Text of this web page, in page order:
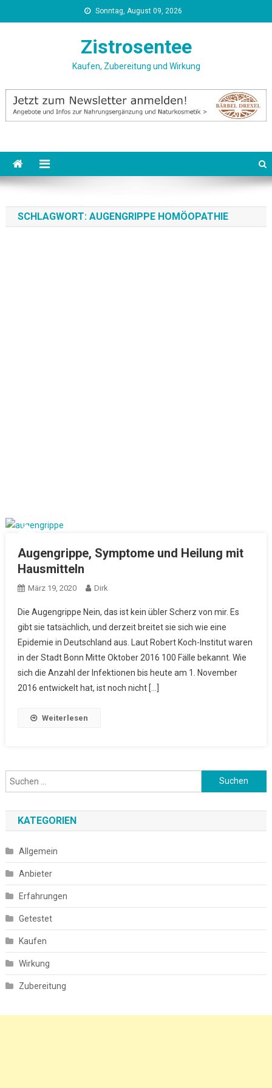
to
Sonntag, August 09, 2026
Zistrosentee
Kaufen, Zubereitung und Wirkung
SCHLAGWORT: AUGENGRIPPE HOMÖOPATHIE
Augengrippe, Symptome und Heilung mit
Hausmitteln
März 19, 2020 Dirk
Die Augengrippe Nein, das ist kein übler Scherz von mir. Es
gibt sie tatsächlich, und derzeit breitet sie sich wie eine
Epidemie in Deutschland aus. Laut Robert Koch-Institut waren
in der Stadt Bonn Mitte Oktober 2016 100 Fälle bekannt. Wie
sich die Anzahl der Infektionen bis heute am 1. November
2016 entwickelt hat, ist noch nicht […]
Weiterlesen
Suchen
nach:
KATEGORIEN
Allgemein
Anbieter
Erfahrungen
Getestet
Kaufen
Wirkung
Zubereitung